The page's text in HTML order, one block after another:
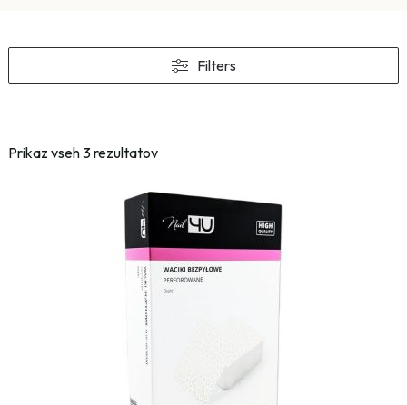
Filters
Prikaz vseh 3 rezultatov